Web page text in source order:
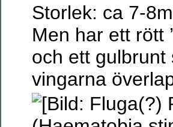
Storlek: ca 7-
Men har ett rött
och ett
vingarna